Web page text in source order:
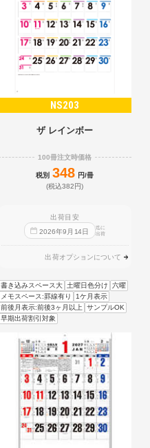
NS203
ザ レインボー
100冊注文時価格
税別 348 円/冊
(税込382円)
出荷目安
2026年9 月 14日
迄に
出荷
出荷オプションについて
書き込みスペース大 土曜日色分け
六曜
メモスペース:罫線有り
1ケ月表示
前後月表示:前後3ヶ月以上
サンプルOK
早期出荷割引対象